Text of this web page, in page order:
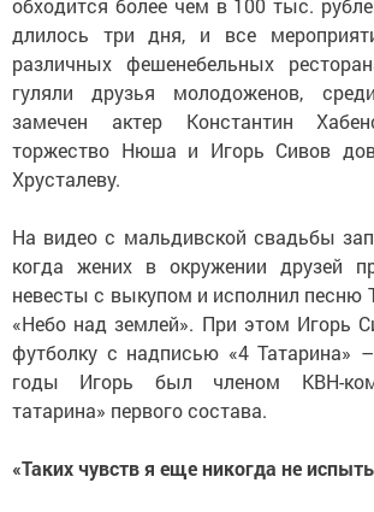
обходится более чем в 100 тыс.
длилось три дня, и все
различных фешенебельных
гуляли друзья молодоженов,
замечен актер Константин
торжество Нюша и Игорь Сивов
Хрусталеву.
На видео с мальдивской свадьбы
когда жених в окружении друзей
невесты с выкупом и исполнил песню
«Небо над землей». При этом Игорь
футболку с надписью «4 Татарина»
годы Игорь был членом КВН-
татарина» первого состава.
«Таких чувств я еще никогда не